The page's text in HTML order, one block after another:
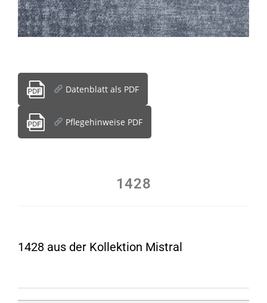
Datenblatt als PDF
Pflegehinweise PDF
1428
1428 aus der Kollektion Mistral